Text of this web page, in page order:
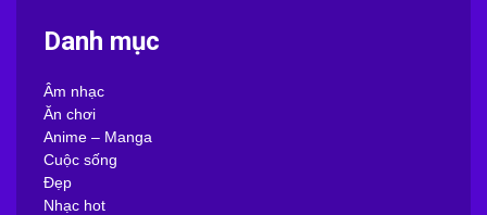
Danh mục
Âm nhạc
Ăn chơi
Anime – Manga
Cuộc sống
Đẹp
Nhạc hot